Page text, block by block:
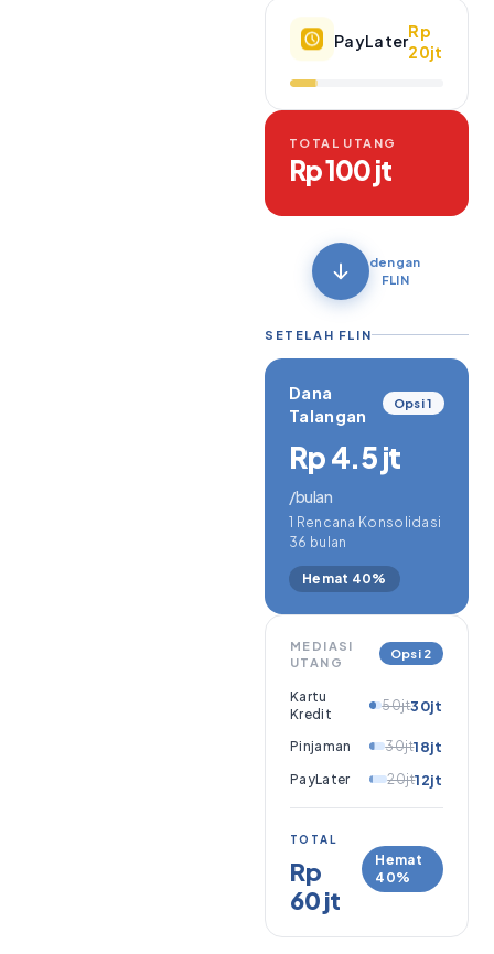
PayLater
Rp
20jt
TOTAL UTANG
Rp 100 jt
dengan
FLIN
SETELAH FLIN
Dana
Talangan
Opsi 1
Rp 4.5 jt
/bulan
1 Rencana Konsolidasi
36 bulan
Hemat 40%
MEDIASI
UTANG
Opsi 2
Kartu
Kredit
50jt30jt
Pinjaman 30jt18jt
PayLater 20jt12jt
TOTAL
Rp
60 jt
Hemat
40%